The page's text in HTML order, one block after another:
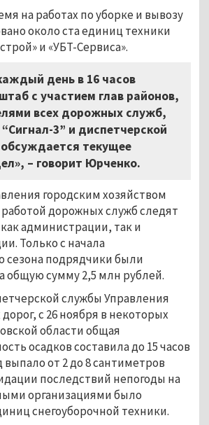
на работах по уборке и вывозу
около ста единиц техники
и «УБТ-Сервиса».
день в 16 часов
с участием глав районов,
всех дорожных служб,
3” и диспетчерской
текущее
– говорит Юрченко.
городским хозяйством
дорожных служб следят
администрации, так и
Только с начала
сезона подрядчики были
общую сумму 2,5 млн рублей.
службы Управления
с 26 ноября в некоторых
области общая
осадков составила до 15 часов
выпало от 2 до 8 сантиметров
последствий непогоды на
организациями было
снегоуборочной техники.